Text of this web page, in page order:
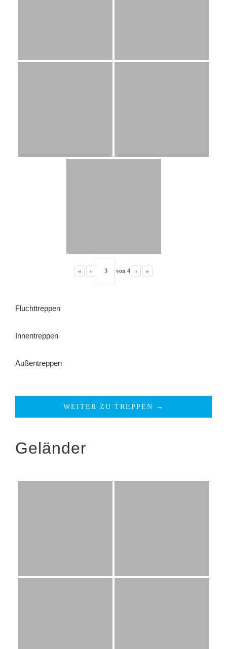
« ‹ von 4 › »
Fluchttreppen
Innentreppen
Außentreppen
WEITER ZU TREPPEN →
Geländer